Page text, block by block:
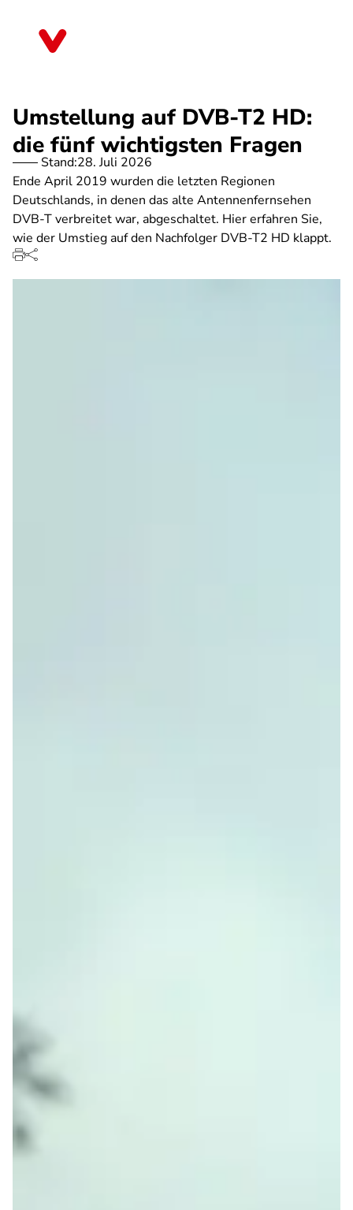
Umstellung auf DVB-T2 HD:
die fünf wichtigsten Fragen
Stand:28. Juli 2026
Ende April 2019 wurden die letzten Regionen
Deutschlands, in denen das alte Antennenfernsehen
DVB-T verbreitet war, abgeschaltet. Hier erfahren Sie,
wie der Umstieg auf den Nachfolger DVB-T2 HD klappt.